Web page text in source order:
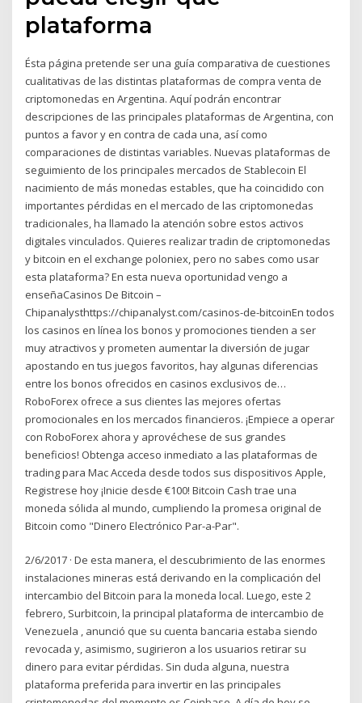
plataforma
Ésta página pretende ser una guía comparativa de cuestiones
cualitativas de las distintas plataformas de compra venta de
criptomonedas en Argentina. Aquí podrán encontrar
descripciones de las principales plataformas de Argentina, con
puntos a favor y en contra de cada una, así como
comparaciones de distintas variables. Nuevas plataformas de
seguimiento de los principales mercados de Stablecoin El
nacimiento de más monedas estables, que ha coincidido con
importantes pérdidas en el mercado de las criptomonedas
tradicionales, ha llamado la atención sobre estos activos
digitales vinculados. Quieres realizar tradin de criptomonedas
y bitcoin en el exchange poloniex, pero no sabes como usar
esta plataforma? En esta nueva oportunidad vengo a
enseñaCasinos De Bitcoin –
Chipanalysthttps://chipanalyst.com/casinos-de-bitcoinEn todos
los casinos en línea los bonos y promociones tienden a ser
muy atractivos y prometen aumentar la diversión de jugar
apostando en tus juegos favoritos, hay algunas diferencias
entre los bonos ofrecidos en casinos exclusivos de…
RoboForex ofrece a sus clientes las mejores ofertas
promocionales en los mercados financieros. ¡Empiece a operar
con RoboForex ahora y aprovéchese de sus grandes
beneficios! Obtenga acceso inmediato a las plataformas de
trading para Mac Acceda desde todos sus dispositivos Apple,
Registrese hoy ¡Inicie desde €100! Bitcoin Cash trae una
moneda sólida al mundo, cumpliendo la promesa original de
Bitcoin como "Dinero Electrónico Par-a-Par".
2/6/2017 · De esta manera, el descubrimiento de las enormes
instalaciones mineras está derivando en la complicación del
intercambio del Bitcoin para la moneda local. Luego, este 2
febrero, Surbitcoin, la principal plataforma de intercambio de
Venezuela , anunció que su cuenta bancaria estaba siendo
revocada y, asimismo, sugirieron a los usuarios retirar su
dinero para evitar pérdidas. Sin duda alguna, nuestra
plataforma preferida para invertir en las principales